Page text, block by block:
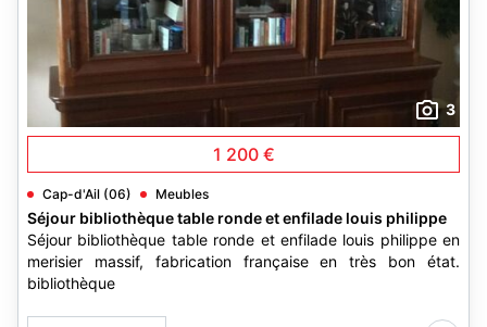
3
1 200 €
Cap-d'Ail (06) Meubles
Séjour bibliothèque table ronde et enfilade louis philippe
Séjour bibliothèque table ronde et enfilade louis philippe en
merisier massif, fabrication française en très bon état.
bibliothèque